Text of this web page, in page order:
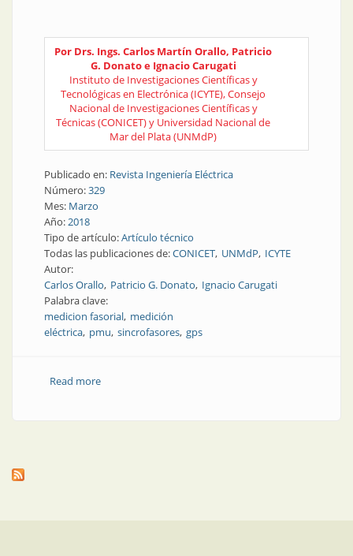
Por Drs. Ings. Carlos Martín Orallo, Patricio
G. Donato e Ignacio Carugati
Instituto de Investigaciones Científicas y
Tecnológicas en Electrónica (ICYTE), Consejo
Nacional de Investigaciones Científicas y
Técnicas (CONICET) y Universidad Nacional de
Mar del Plata (UNMdP)
Publicado en: Revista Ingeniería Eléctrica
Número:329
Mes: Marzo
Año:2018
Tipo de artículo:Artículo técnico
Todas las publicaciones de:CONICET UNMdP ICYTE
Autor:
Carlos Orallo Patricio G. Donato Ignacio Carugati
Palabra clave:
medicion fasorial medición
eléctrica pmu sincrofasores gps
Read moreabout Unidades de medición fasorial: ¿qué son y para